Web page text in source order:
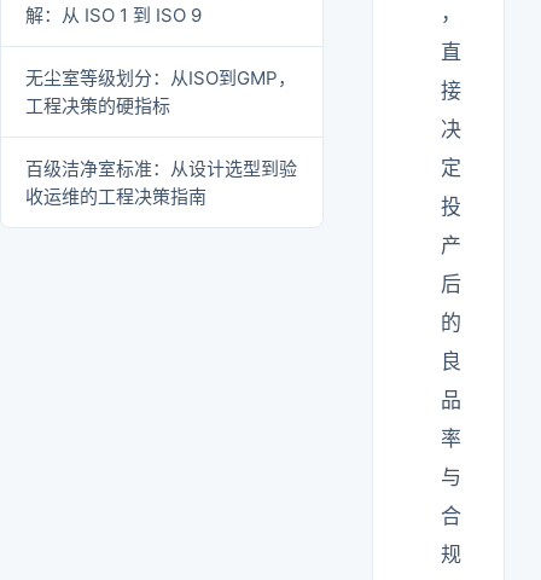
解：从 ISO 1 到 ISO 9
无尘室等级划分：从ISO到GMP，
工程决策的硬指标
百级洁净室标准：从设计选型到验
收运维的工程决策指南
，
直
接
决
定
投
产
后
的
良
品
率
与
合
规